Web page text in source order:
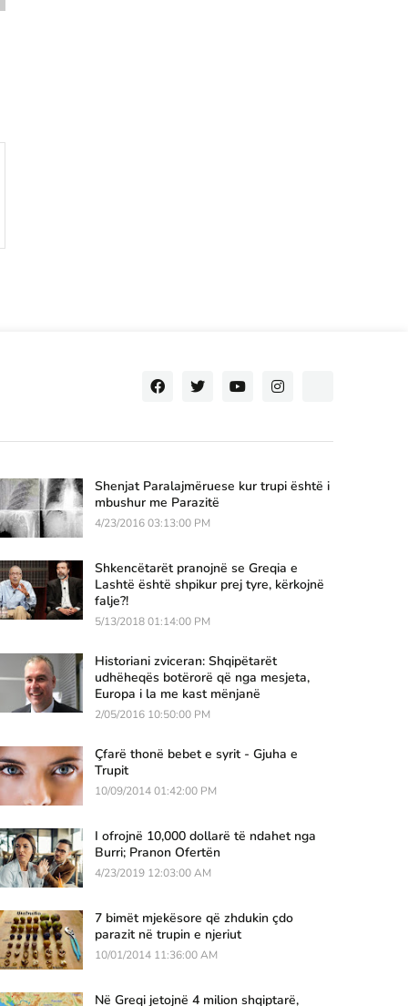
Shenjat Paralajmëruese kur trupi është i
mbushur me Parazitë
4/23/2016 03:13:00 PM
Shkencëtarët pranojnë se Greqia e
Lashtë është shpikur prej tyre, kërkojnë
falje?!
5/13/2018 01:14:00 PM
Historiani zviceran: Shqipëtarët
udhëheqës botërorë që nga mesjeta,
Europa i la me kast mënjanë
2/05/2016 10:50:00 PM
Çfarë thonë bebet e syrit - Gjuha e
Trupit
10/09/2014 01:42:00 PM
I ofrojnë 10,000 dollarë të ndahet nga
Burri; Pranon Ofertën
4/23/2019 12:03:00 AM
7 bimët mjekësore që zhdukin çdo
parazit në trupin e njeriut
10/01/2014 11:36:00 AM
Në Greqi jetojnë 4 milion shqiptarë,